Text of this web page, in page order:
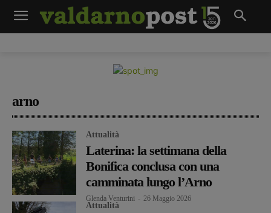
arno
Attualità
Laterina: la settimana della
Bonifica conclusa con una
camminata lungo l’Arno
Glenda Venturini 26 Maggio 2026
Attualità